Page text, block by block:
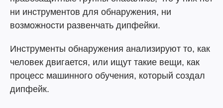
ни инструментов для обнаружения, ни
возможности развенчать дипфейки.
Инструменты обнаружения анализируют то, как
человек двигается, или ищут такие вещи, как
процесс машинного обучения, который создал
дипфейк.